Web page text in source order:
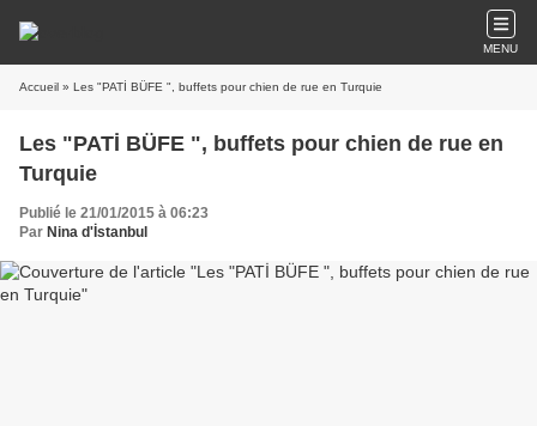
MENU
Accueil » Les "PATİ BÜFE ", buffets pour chien de rue en Turquie
Les "PATİ BÜFE ", buffets pour chien de rue en
Turquie
Publié le 21/01/2015 à 06:23
Par Nina d'İstanbul